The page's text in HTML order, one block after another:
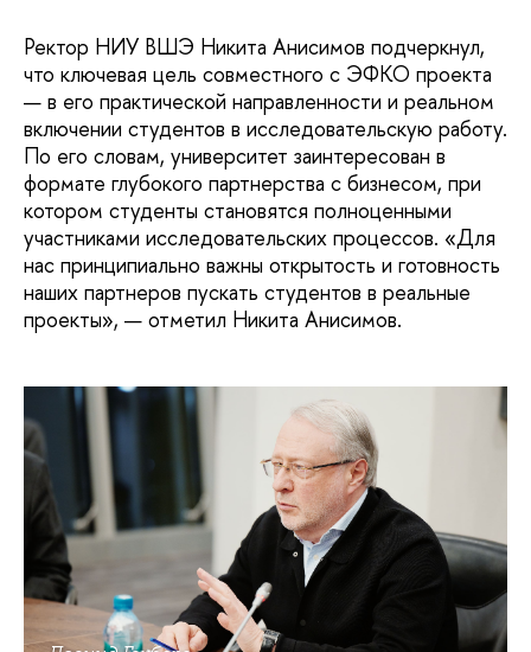
Ректор НИУ ВШЭ Никита Анисимов подчеркнул,
что ключевая цель совместного с ЭФКО проекта
— в его практической направленности и реальном
включении студентов в исследовательскую работу.
По его словам, университет заинтересован в
формате глубокого партнерства с бизнесом, при
котором студенты становятся полноценными
участниками исследовательских процессов. «Для
нас принципиально важны открытость и готовность
наших партнеров пускать студентов в реальные
проекты», — отметил Никита Анисимов.